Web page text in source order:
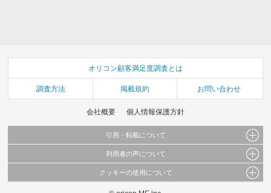
オリコン顧客満足度調査とは
調査方法 掲載規約 お問い合わせ
会社概要 個人情報保護方針
引用・転載について
当サイトで公開されている情報（文字、写真、イラスト、画像データ等）及びこれらの配
これらの情報を権利者の許可なく無断転載・複製などの二次利用を行うことは固く禁じて
利用者の声について
当サイトに掲載している内容はすべてサービスの利用者が提出された見解・感想です。
クッキーの使用について